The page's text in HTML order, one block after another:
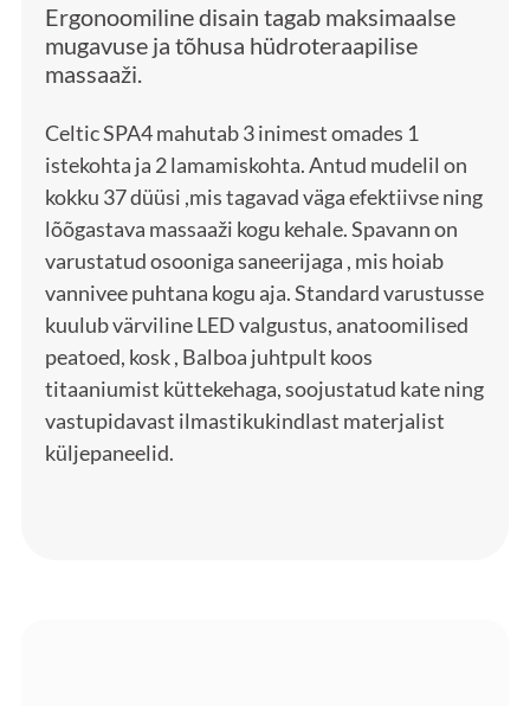
Ergonoomiline disain tagab maksimaalse
mugavuse ja tõhusa hüdroteraapilise
massaaži.
Celtic SPA4 mahutab 3 inimest omades 1
istekohta ja 2 lamamiskohta. Antud mudelil on
kokku 37 düüsi ,mis tagavad väga efektiivse ning
lõõgastava massaaži kogu kehale. Spavann on
varustatud osooniga saneerijaga , mis hoiab
vannivee puhtana kogu aja. Standard varustusse
kuulub värviline LED valgustus, anatoomilised
peatoed, kosk , Balboa juhtpult koos
titaaniumist küttekehaga, soojustatud kate ning
vastupidavast ilmastikukindlast materjalist
küljepaneelid.